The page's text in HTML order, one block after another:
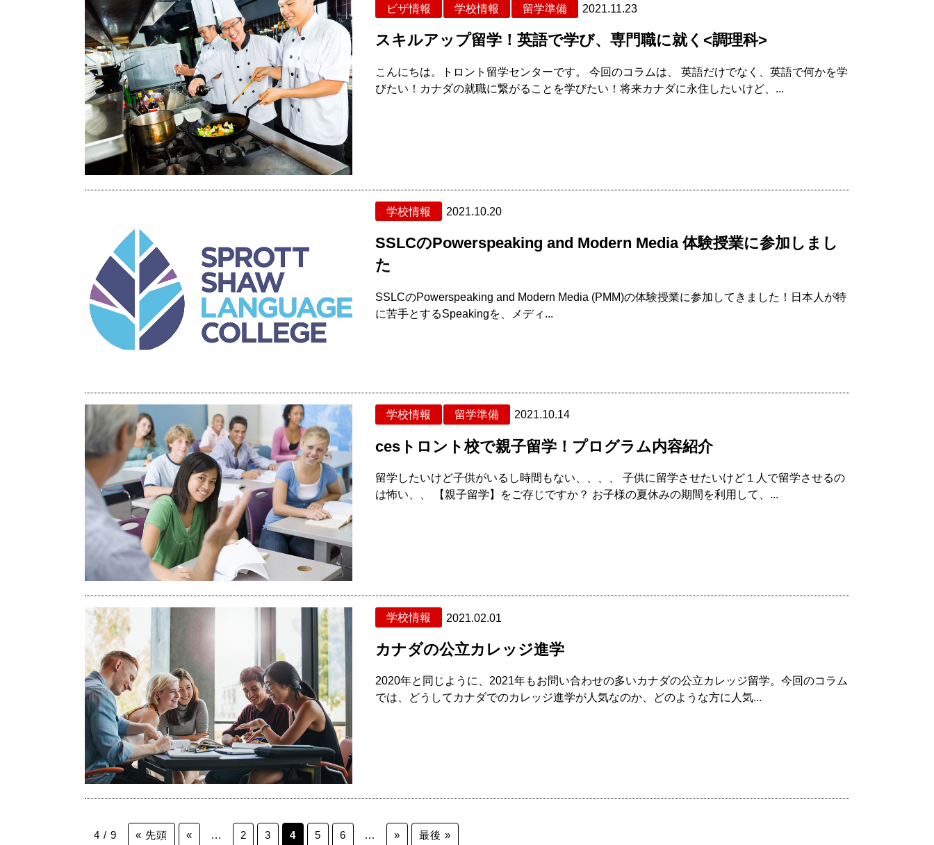
ビザ情報 学校情報 留学準備 2021.11.23
スキルアップ留学！英語で学び、専門職に就く<調理科>
こんにちは。トロント留学センターです。 今回のコラムは、 英語だけでなく、英語で何かを学
びたい！カナダの就職に繋がることを学びたい！将来カナダに永住したいけど、...
学校情報 2021.10.20
SSLCのPowerspeaking and Modern Media 体験授業に参加しまし
た
SSLCのPowerspeaking and Modern Media (PMM)の体験授業に参加してきました！日本人が特
に苦手とするSpeakingを、メディ...
学校情報 留学準備 2021.10.14
cesトロント校で親子留学！プログラム内容紹介
留学したいけど子供がいるし時間もない、、、、 子供に留学させたいけど１人で留学させるの
は怖い、、 【親子留学】をご存じですか？ お子様の夏休みの期間を利用して、...
学校情報 2021.02.01
カナダの公立カレッジ進学
2020年と同じように、2021年もお問い合わせの多いカナダの公立カレッジ留学。今回のコラム
では、どうしてカナダでのカレッジ進学が人気なのか、どのような方に人気...
4 / 9 « 先頭 « ... 2 3 4 5 6 ... » 最後 »